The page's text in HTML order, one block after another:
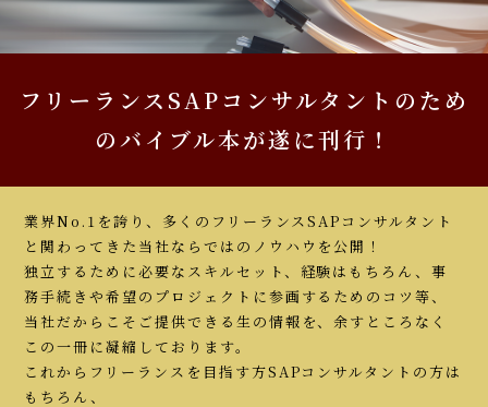
フリーランスSAPコンサルタントのため
のバイブル本が遂に刊行！
業界No.1を誇り、多くのフリーランスSAPコンサルタント
と関わってきた当社ならではのノウハウを公開！
独立するために必要なスキルセット、経験はもちろん、事
務手続きや希望のプロジェクトに参画するためのコツ等、
当社だからこそご提供できる生の情報を、余すところなく
この一冊に凝縮しております。
これからフリーランスを目指す方SAPコンサルタントの方は
もちろん、